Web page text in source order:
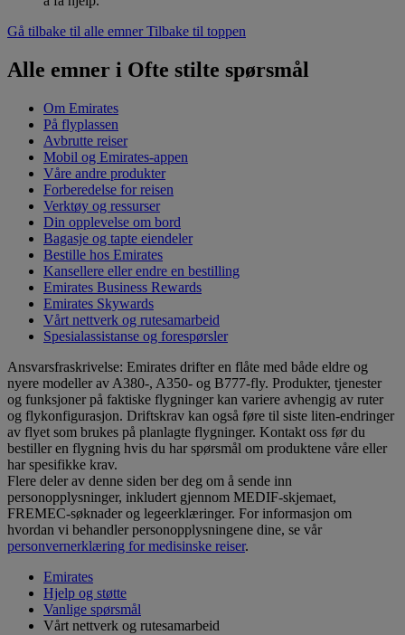
Gå tilbake til alle emner Tilbake til toppen
Alle emner i Ofte stilte spørsmål
Om Emirates
På flyplassen
Avbrutte reiser
Mobil og Emirates-appen
Våre andre produkter
Forberedelse for reisen
Verktøy og ressurser
Din opplevelse om bord
Bagasje og tapte eiendeler
Bestille hos Emirates
Kansellere eller endre en bestilling
Emirates Business Rewards
Emirates Skywards
Vårt nettverk og rutesamarbeid
Spesialassistanse og forespørsler
Ansvarsfraskrivelse: Emirates drifter en flåte med både eldre og
nyere modeller av A380-, A350- og B777-fly. Produkter, tjenester
og funksjoner på faktiske flygninger kan variere avhengig av ruter
og flykonfigurasjon. Driftskrav kan også føre til siste liten-endringer
av flyet som brukes på planlagte flygninger. Kontakt oss før du
bestiller en flygning hvis du har spørsmål om produktene våre eller
har spesifikke krav.
Flere deler av denne siden ber deg om å sende inn
personopplysninger, inkludert gjennom MEDIF-skjemaet,
FREMEC-søknader og legeerklæringer. For informasjon om
hvordan vi behandler personopplysningene dine, se vår
personvernerklæring for medisinske reiser.
Emirates
Hjelp og støtte
Vanlige spørsmål
Vårt nettverk og rutesamarbeid